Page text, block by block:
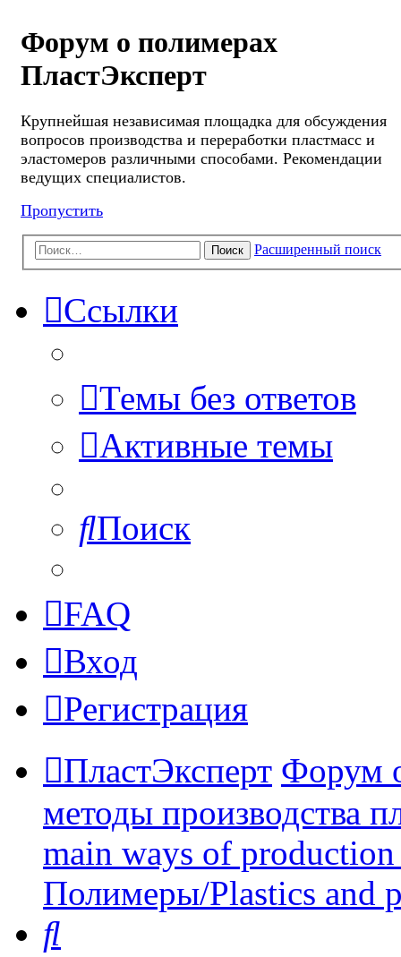
Форум о полимерах
ПластЭксперт
Крупнейшая независимая площадка для обсуждения
вопросов производства и переработки пластмасс и
эластомеров различными способами. Рекомендации
ведущих специалистов.
Пропустить
Поиск Расширенный поиск
Ссылки
Темы без ответов
Активные темы
Поиск
FAQ
Вход
Регистрация
ПластЭксперт Форум
методы производства
main ways of
Полимеры/Plastics and